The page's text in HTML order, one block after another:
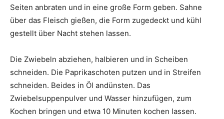
Seiten anbraten und in eine große Form geben. Sahne
über das Fleisch gießen, die Form zugedeckt und kühl
gestellt über Nacht stehen lassen.
Die Zwiebeln abziehen, halbieren und in Scheiben
schneiden. Die Paprikaschoten putzen und in Streifen
schneiden. Beides in Öl andünsten. Das
Zwiebelsuppenpulver und Wasser hinzufügen, zum
Kochen bringen und etwa 10 Minuten kochen lassen.